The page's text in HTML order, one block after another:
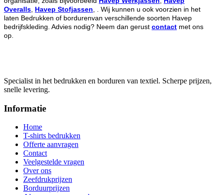
Overalls Havep Stofjassen , . Wij kunnen u ook voorzien in het
laten Bedrukken of bordurenvan verschillende soorten Havep
bedrijfskleding. Advies nodig? Neem dan gerust contact met ons
op.
Specialist in het bedrukken en borduren van textiel. Scherpe prijzen,
snelle levering.
Informatie
Home
T-shirts bedrukken
Offerte aanvragen
Contact
Veelgestelde vragen
Over ons
Zeefdrukprijzen
Borduurprijzen